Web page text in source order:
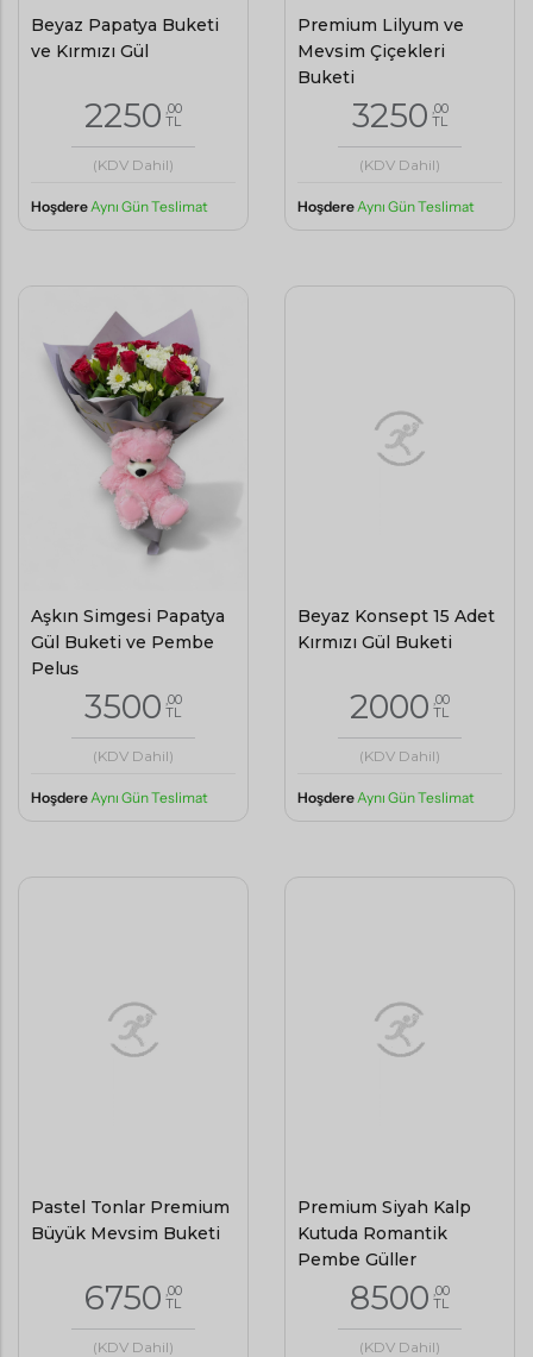
Beyaz Papatya Buketi
ve Kırmızı Gül
2250 ,00
TL
(KDV Dahil)
HoşdereAynı Gün Teslimat
Premium Lilyum ve
Mevsim Çiçekleri
Buketi
3250 ,00
TL
(KDV Dahil)
HoşdereAynı Gün Teslimat
Aşkın Simgesi Papatya
Gül Buketi ve Pembe
Peluş
3500 ,00
TL
(KDV Dahil)
HoşdereAynı Gün Teslimat
Beyaz Konsept 15 Adet
Kırmızı Gül Buketi
2000 ,00
TL
(KDV Dahil)
HoşdereAynı Gün Teslimat
Pastel Tonlar Premium
Büyük Mevsim Buketi
6750 ,00
TL
(KDV Dahil)
Premium Siyah Kalp
Kutuda Romantik
Pembe Güller
8500 ,00
TL
(KDV Dahil)